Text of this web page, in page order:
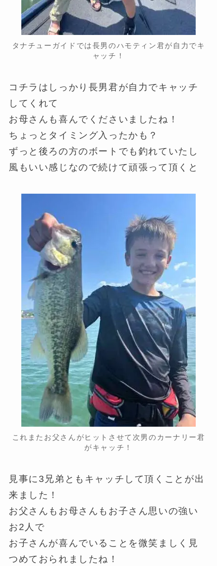
タナチューガイドでは長男のハモティン君が自力でキ
ャッチ！
コチラはしっかり長男君が自力でキャッチ
してくれて
お母さんも喜んでくださいましたね！
ちょっとタイミング入ったかも？
ずっと後ろの方のボートでも釣れていたし
風もいい感じなので続けて頑張って頂くと
これまたお父さんがヒットさせて次男のカーナリー君
がキャッチ！
見事に3兄弟ともキャッチして頂くことが出
来ました！
お父さんもお母さんもお子さん思いの強い
お2人で
お子さんが喜んでいることを微笑ましく見
つめておられましたね！